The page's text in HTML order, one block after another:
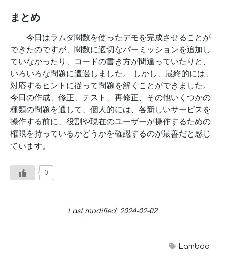
まとめ
今日はラムダ関数を使ったデモを完成させることが
できたのですが、関数に適切なパーミッションを追加し
ていなかったり、コードの書き方が間違っていたりと、
いろいろな問題に遭遇しました。 しかし、最終的には、
対応するヒントに従って問題を解くことができました。
今日の作成、修正、テスト、再修正、その他いくつかの
種類の問題を通して、個人的には、各新しいサービスを
操作する前に、役割や現在のユーザーが操作するための
権限を持っているかどうかを確認するのが最善だと感じ
ています。
0
Last modified: 2024-02-02
Lambda